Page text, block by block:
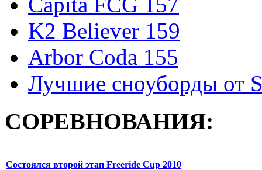
K2 Believer 159
Arbor Coda 155
Лучшие сноуборды от
СОРЕВНОВАНИЯ:
Состоялся второй этап Freeride Cup 2010